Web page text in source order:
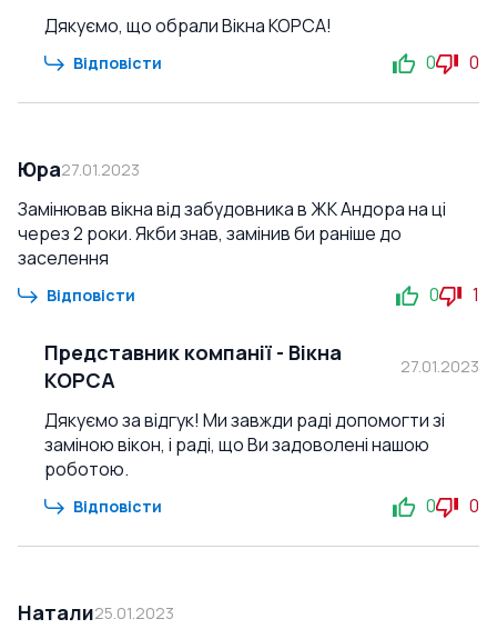
Дякуємо, що обрали Вікна КОРСА!
Відповісти 0 0
Юра27.01.2023
Замінював вікна від забудовника в ЖК Андора на ці
через 2 роки. Якби знав, замінив би раніше до
заселення
Відповісти 0 1
Представник компанії - Вікна
КОРСА
27.01.2023
Дякуємо за відгук! Ми завжди раді допомогти зі
заміною вікон, і раді, що Ви задоволені нашою
роботою.
Відповісти 0 0
Натали25.01.2023